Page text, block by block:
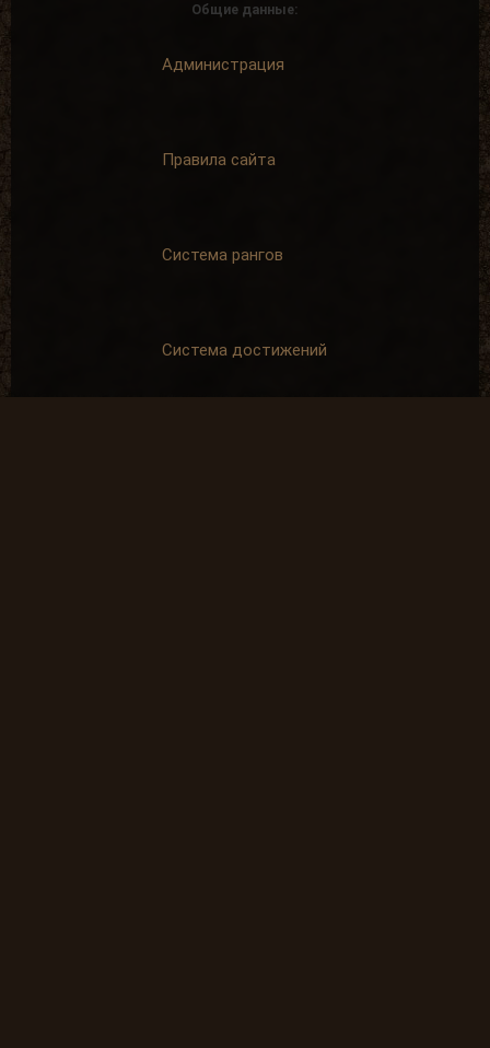
Общие данные:
Администрация
Правила сайта
Система рангов
Система достижений